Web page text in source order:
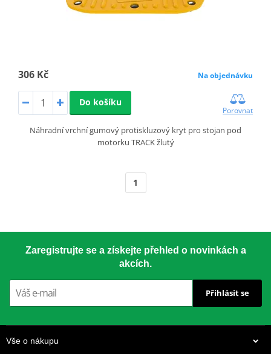
306 Kč Na objednávku
Do košíku
Porovnat
Náhradní vrchní gumový protiskluzový kryt pro stojan pod
motorku TRACK žlutý
1
Zaregistrujte se a získejte přehled o novinkách a
akcích.
Přihlásit se
Vše o nákupu